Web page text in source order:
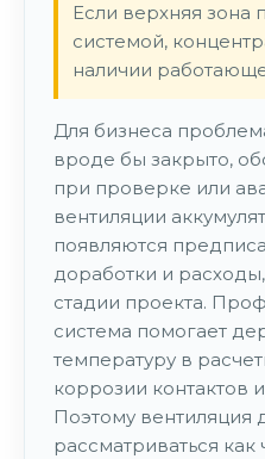
Если верхняя
системой,
наличии
Для бизнеса
вроде бы закрыто,
при проверке или
вентиляции
появляются
доработки и
стадии проекта.
система помогает
температуру в
коррозии контактов
Поэтому вентиляция
рассматриваться